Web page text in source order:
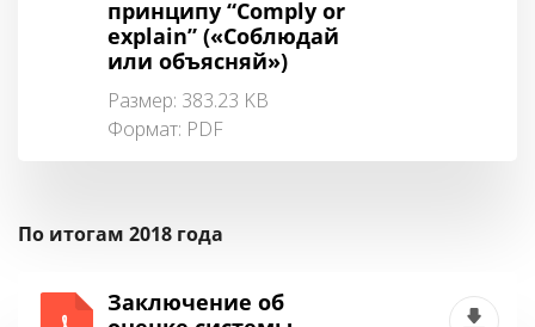
принципу “Comply or
explain” («Соблюдай
или объясняй»)
Размер: 383.23 KB
Формат: PDF
По итогам 2018 года
Заключение об